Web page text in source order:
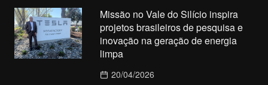
Missão no Vale do Silício inspira
projetos brasileiros de pesquisa e
inovação na geração de energia
limpa
20/04/2026